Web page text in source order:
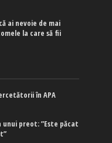
ai nevoie de mai
la care să fii
în APA
a unui preot: ”Este păcat